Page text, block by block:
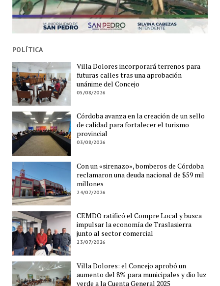
POLÍTICA
Villa Dolores incorporará terrenos para
futuras calles tras una aprobación
unánime del Concejo
05/08/2026
Córdoba avanza en la creación de un sello
de calidad para fortalecer el turismo
provincial
03/08/2026
Con un «sirenazo», bomberos de Córdoba
reclamaron una deuda nacional de $59 mil
millones
24/07/2026
CEMDO ratificó el Compre Local y busca
impulsar la economía de Traslasierra
junto al sector comercial
23/07/2026
Villa Dolores: el Concejo aprobó un
aumento del 8% para municipales y dio luz
verde a la Cuenta General 2025